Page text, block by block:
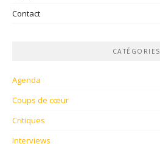
Contact
CATÉGORIES
Agenda
Coups de cœur
Critiques
Interviews